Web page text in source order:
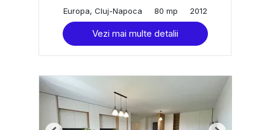
Europa, Cluj-Napoca
80 mp 2012
Vezi mai multe detalii